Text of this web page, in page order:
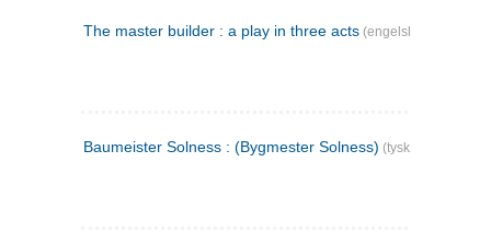
The master builder : a play in three acts (engelsk)
Baumeister Solness : (Bygmester Solness) (tysk)